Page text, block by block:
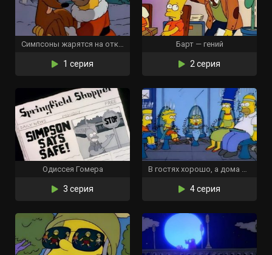
Симпсоны жарятся на открытом огне
1 серия
Барт — гений
2 серия
Одиссея Гомера
3 серия
В гостях хорошо, а дома плохо
4 серия